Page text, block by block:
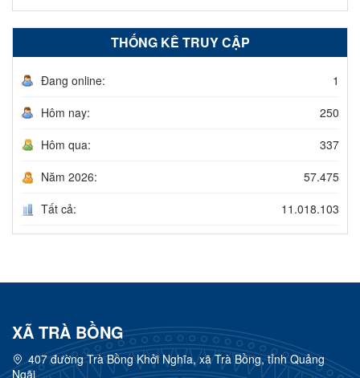
THỐNG KÊ TRUY CẬP
Đang online:
1
Hôm nay:
250
Hôm qua:
337
Năm 2026:
57.475
Tất cả:
11.018.103
XÃ TRÀ BỒNG
407 đường Trà Bồng Khởi Nghĩa, xã Trà Bồng, tỉnh Quảng
Ngãi